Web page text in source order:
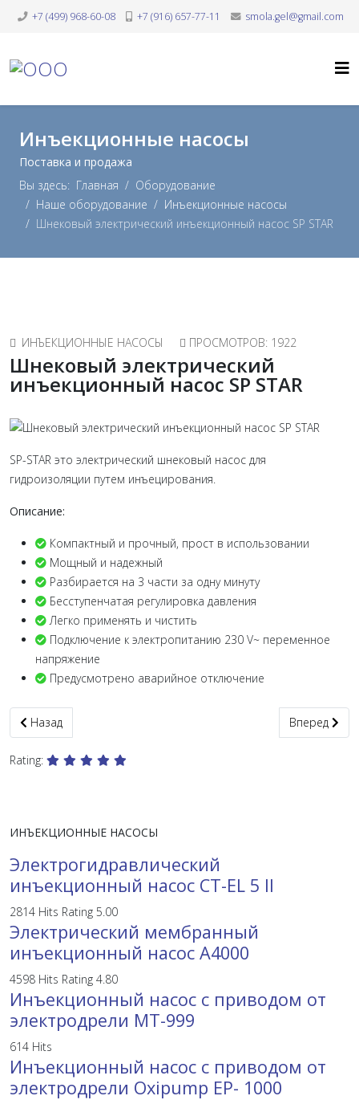
+7 (499) 968-60-08 +7 (916) 657-77-11 smola.gel@gmail.com
Инъекционные насосы
Поставка и продажа
Вы здесь: Главная
Оборудование
Наше оборудование
Инъекционные насосы
Шнековый электрический инъекционный насос SP STAR
ИНЪЕКЦИОННЫЕ НАСОСЫ ПРОСМОТРОВ: 1922
Шнековый электрический
инъекционный насос SP STAR
SP-STAR это электрический шнековый насос для
гидроизоляции путем инъецирования.
Описание:
Компактный и прочный, прост в использовании
Мощный и надежный
Разбирается на 3 части за одну минуту
Бесступенчатая регулировка давления
Легко применять и чистить
Подключение к электропитанию 230 V~ переменное
напряжение
Предусмотрено аварийное отключение
Предыдущий: Шнековый электрический инъекционный насос
Назад Следующий:
Вперед
Rating:
ИНЪЕКЦИОННЫЕ НАСОСЫ
Электрогидравлический
инъекционный насос CT-EL 5 II
2814 Hits Rating 5.00
Электрический мембранный
инъекционный насос А4000
4598 Hits Rating 4.80
Инъекционный насос с приводом от
электродрели MT-999
614 Hits
Инъекционный насос с приводом от
электродрели Oxipump EP- 1000